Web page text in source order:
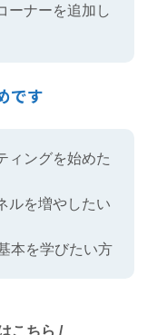
ーナーを追加し
です
ィングを始めた
ルを増やしたい
本を学びたい方
こちら /